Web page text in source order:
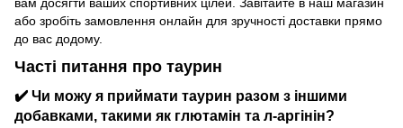
або зробіть замовлення онлайн для зручності доставки прямо
до вас додому.
Часті питання про таурин
✔️ Чи можу я приймати таурин разом з іншими
добавками, такими як глютамін та л-аргінін?